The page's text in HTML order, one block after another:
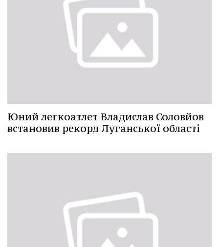
Юний легкоатлет Владислав Соловйов
встановив рекорд Луганської області